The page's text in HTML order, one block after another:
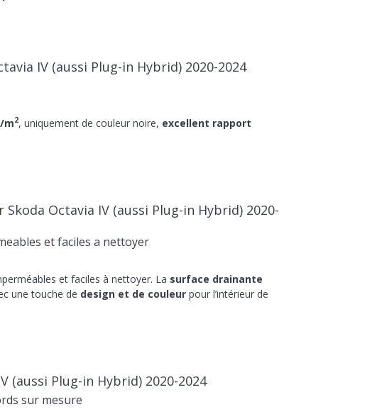
IV (aussi Plug-in Hybrid) 2020-2024
m2, uniquement de couleur noire, excellent rapport
Octavia IV (aussi Plug-in Hybrid) 2020-
et faciles a nettoyer
et faciles à nettoyer. La surface drainante
une touche de design et de couleurpour l’intérieur de
(aussi Plug-in Hybrid) 2020-2024
sur mesure